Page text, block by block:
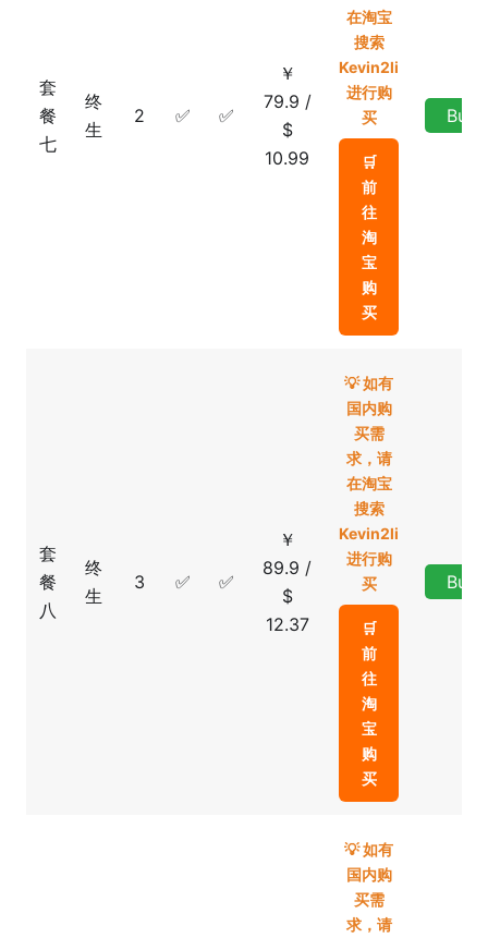
套
餐
七
终
生
2 ✅ ✅
￥
79.9 /
$
10.99
在淘宝
搜索
Kevin2li
进行购
买
🛒
前
往
淘
宝
购
买
Buy
套
餐
八
终
生
3 ✅ ✅
￥
89.9 /
$
12.37
💡 如有
国内购
买需
求，请
在淘宝
搜索
Kevin2li
进行购
买
🛒
前
往
淘
宝
购
买
Buy
💡 如有
国内购
买需
求，请